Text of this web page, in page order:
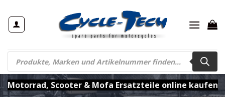
Inhalt
springen
Products
search
Motorrad, Scooter & Mofa Ersatzteile online kaufen